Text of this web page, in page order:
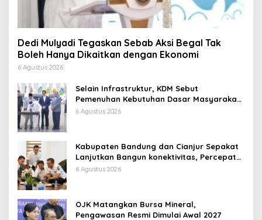
Dedi Mulyadi Tegaskan Sebab Aksi Begal Tak
Boleh Hanya Dikaitkan dengan Ekonomi
6 Agustus 2026
Selain Infrastruktur, KDM Sebut
Pemenuhan Kebutuhan Dasar Masyarakat
Jadi Fokus APBD Jabar 2027
6 Agustus 2026
Kabupaten Bandung dan Cianjur Sepakat
Lanjutkan Bangun konektivitas, Percepat
Pertumbuhan Ekonomi Daerah
6 Agustus 2026
OJK Matangkan Bursa Mineral,
Pengawasan Resmi Dimulai Awal 2027